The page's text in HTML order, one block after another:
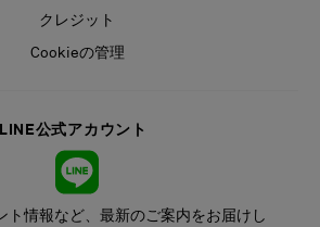
クレジット
Cookieの管理
LINE公式アカウント
ト情報など、最新のご案内をお届けし